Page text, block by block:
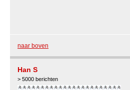
naar boven
Han S
> 5000 berichten